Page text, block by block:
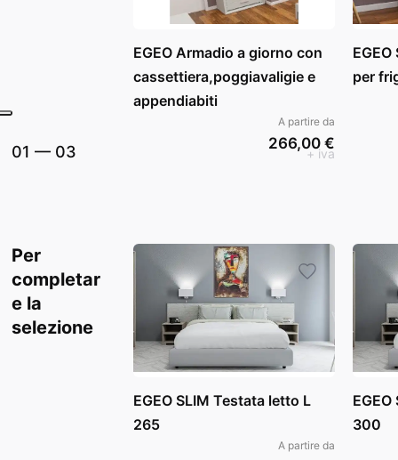
01 — 03
EGEO Armadio a giorno con
cassettiera,poggiavaligie e
appendiabiti
A partire da
266,00 €
+ iva
per
Per
completar
e la
selezione
EGEO SLIM Testata letto L
265
A partire da
300